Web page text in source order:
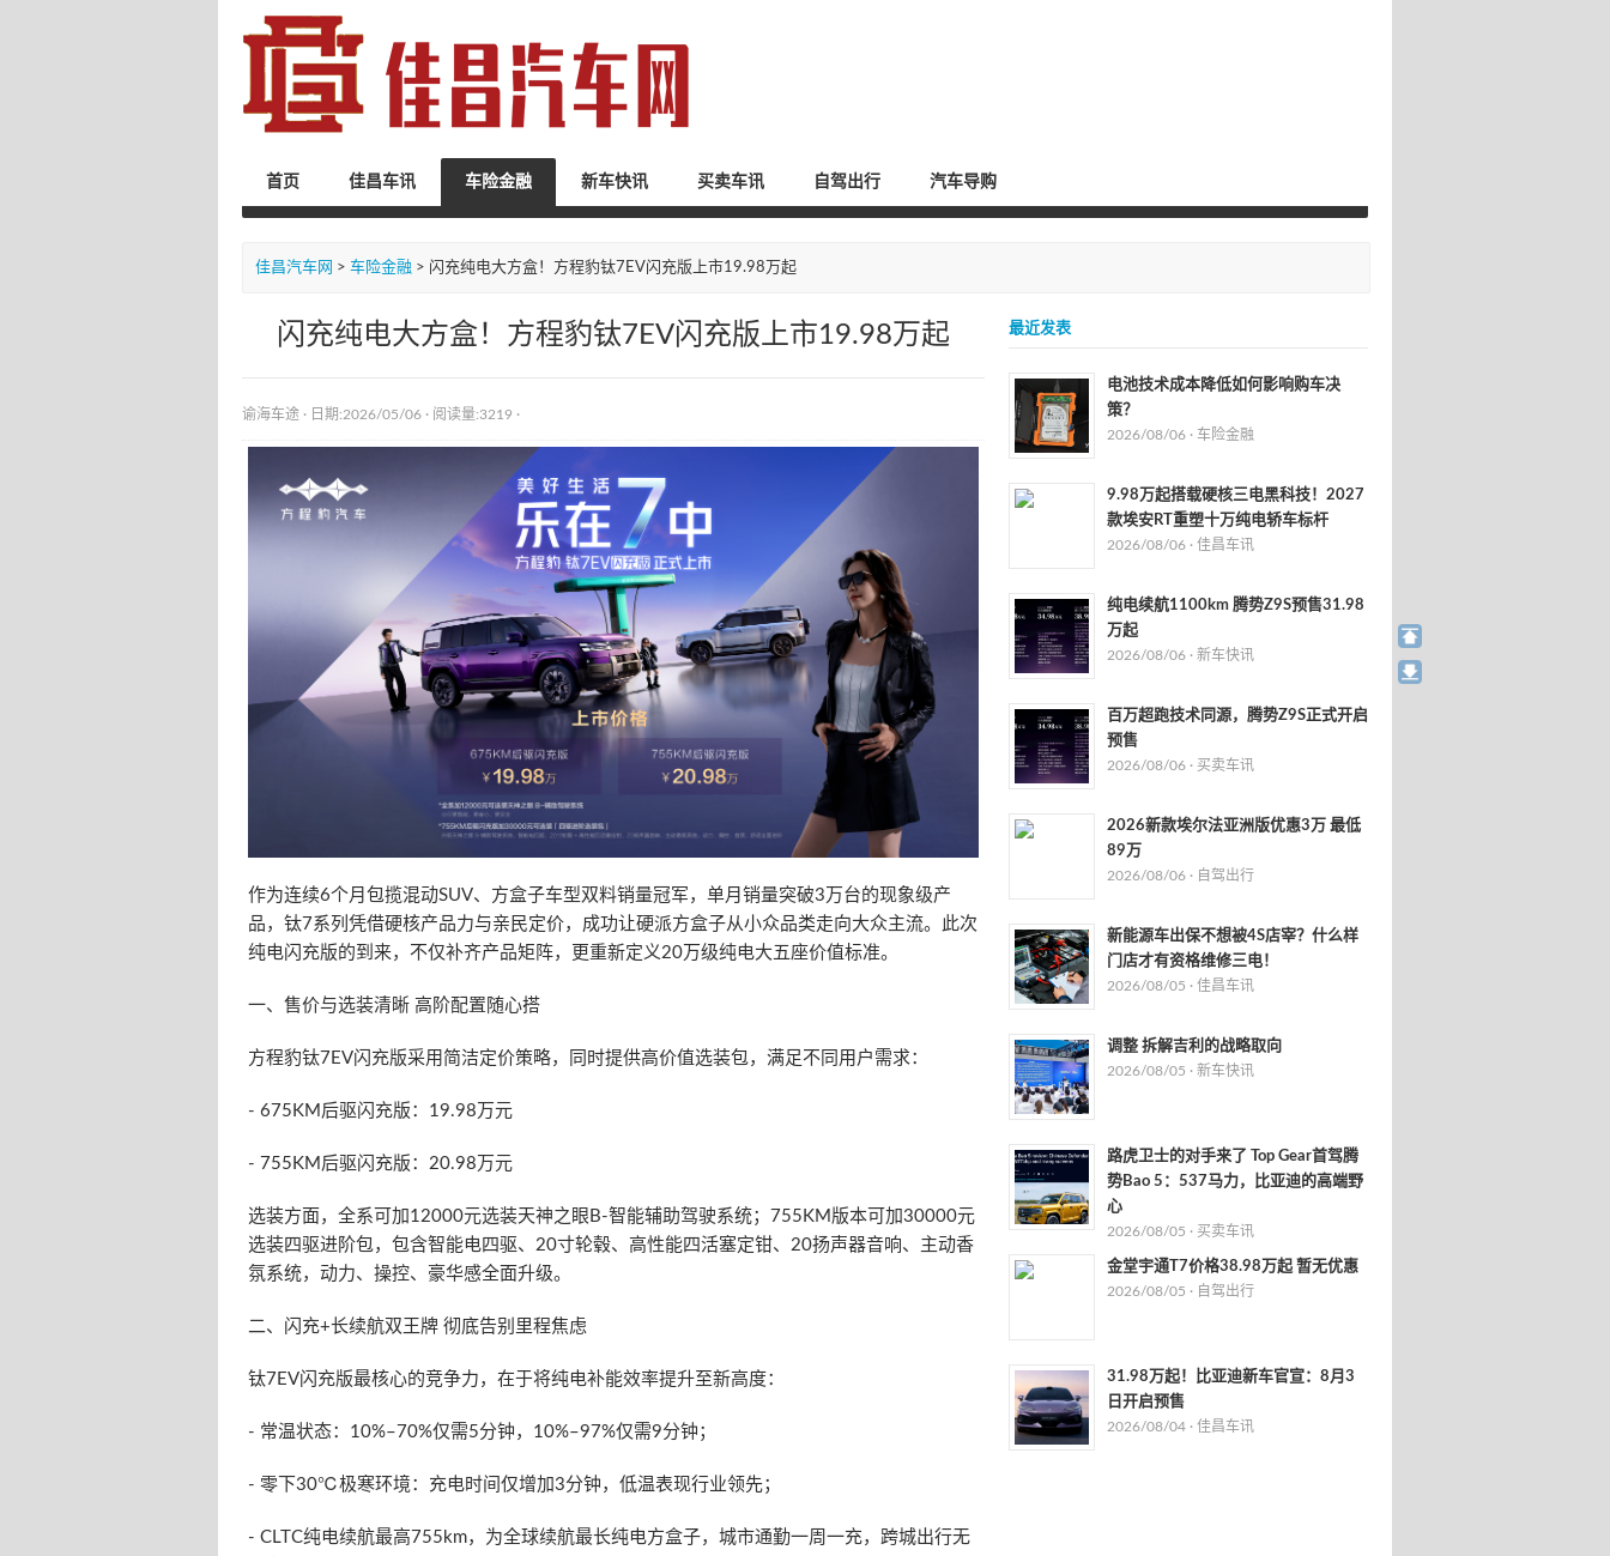
首页 佳昌车讯 车险金融 新车快讯 买卖车讯 自驾出行 汽车导购
佳昌汽车网 > 车险金融 > 闪充纯电大方盒！方程豹钛7EV闪充版上市19.98万起
闪充纯电大方盒！方程豹钛7EV闪充版上市19.98万起
谕海车途 · 日期:2026/05/06 · 阅读量:3219 ·
作为连续6个月包揽混动SUV、方盒子车型双料销量冠军，单月销量突破3万台的现象级产
品，钛7系列凭借硬核产品力与亲民定价，成功让硬派方盒子从小众品类走向大众主流。此次
纯电闪充版的到来，不仅补齐产品矩阵，更重新定义20万级纯电大五座价值标准。
一、售价与选装清晰 高阶配置随心搭
方程豹钛7EV闪充版采用简洁定价策略，同时提供高价值选装包，满足不同用户需求：
- 675KM后驱闪充版：19.98万元
- 755KM后驱闪充版：20.98万元
选装方面，全系可加12000元选装天神之眼B-智能辅助驾驶系统；755KM版本可加30000元
选装四驱进阶包，包含智能电四驱、20寸轮毂、高性能四活塞定钳、20扬声器音响、主动香
氛系统，动力、操控、豪华感全面升级。
二、闪充+长续航双王牌 彻底告别里程焦虑
钛7EV闪充版最核心的竞争力，在于将纯电补能效率提升至新高度：
- 常温状态：10%–70%仅需5分钟，10%–97%仅需9分钟；
- 零下30℃极寒环境：充电时间仅增加3分钟，低温表现行业领先；
- CLTC纯电续航最高755km，为全球续航最长纯电方盒子，城市通勤一周一充，跨城出行无
最近发表
电池技术成本降低如何影响购车决
策？
2026/08/06 · 车险金融
9.98万起搭载硬核三电黑科技！2027
款埃安RT重塑十万纯电轿车标杆
2026/08/06 · 佳昌车讯
纯电续航1100km 腾势Z9S预售31.98
万起
2026/08/06 · 新车快讯
百万超跑技术同源，腾势Z9S正式开启
预售
2026/08/06 · 买卖车讯
2026新款埃尔法亚洲版优惠3万 最低
89万
2026/08/06 · 自驾出行
新能源车出保不想被4S店宰？什么样
门店才有资格维修三电！
2026/08/05 · 佳昌车讯
调整 拆解吉利的战略取向
2026/08/05 · 新车快讯
路虎卫士的对手来了 Top Gear首驾腾
势Bao 5：537马力，比亚迪的高端野
心
2026/08/05 · 买卖车讯
金堂宇通T7价格38.98万起 暂无优惠
2026/08/05 · 自驾出行
31.98万起！比亚迪新车官宣：8月3
日开启预售
2026/08/04 · 佳昌车讯